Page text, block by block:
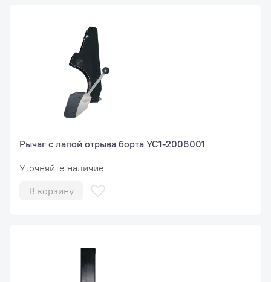
Рычаг с лапой отрыва борта YC1-2006001
Уточняйте наличие
В корзину